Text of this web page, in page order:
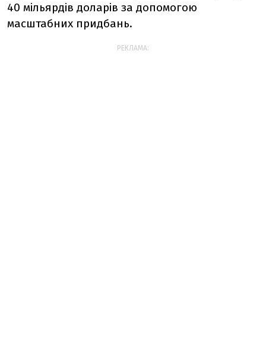
40 мільярдів доларів за допомогою
масштабних придбань.
РЕКЛАМА: